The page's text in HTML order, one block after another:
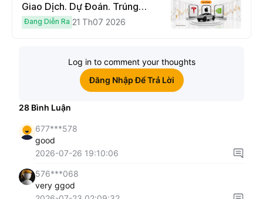
Giao Dịch. Dự Đoán. Trúng
Cybertruck!
Đang Diễn Ra 21 Th07 2026
Log in to comment your thoughts
Đăng Nhập Để Trả Lời
28 Bình Luận
677***578
good
2026-07-26 19:10:06
576***068
very ggod